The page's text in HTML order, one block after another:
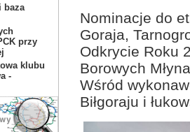
baza
przy
klubu
-
Nominacje do
Goraja,
Odkrycie Roku
Borowych
Wśród
Biłgoraju i